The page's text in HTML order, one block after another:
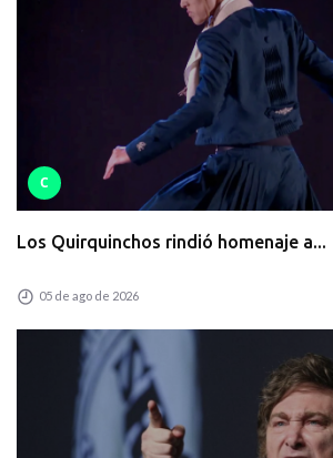
C
Los Quirquinchos rindió homenaje a...
05 de ago de 2026